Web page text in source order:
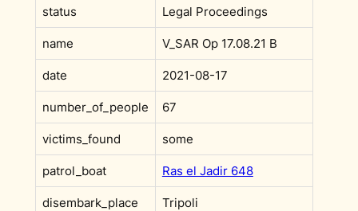
status Legal Proceedings
name V_SAR Op 17.08.21 B
date 2021-08-17
number_of_people 67
victims_found some
patrol_boat Ras el Jadir 648
disembark_place Tripoli